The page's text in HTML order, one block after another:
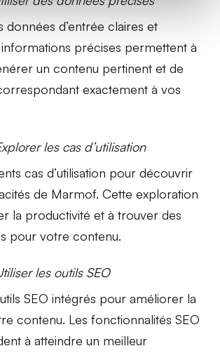
données d’entrée claires et
informations précises permettent à
uncontenu pertinent et de
exactement à vos
les cas d’utilisation
cas d’utilisation pour découvrir
de Marmof. Cette exploration
la productivité et à trouver des
pour votre contenu.
les outils SEO
SEO intégrés pour améliorer la
contenu. Les fonctionnalités SEO
à atteindre un meilleur